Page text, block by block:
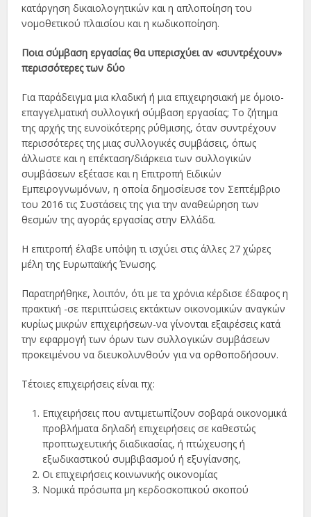
κατάργηση δικαιολογητικών και η απλοποίηση του
νομοθετικού πλαισίου και η κωδικοποίηση.
Ποια σύμβαση εργασίας θα υπερισχύει αν «συντρέχουν»
περισσότερες των δύο
Για παράδειγμα μια κλαδική ή μια επιχειρησιακή με όμοιο-
επαγγελματική συλλογική σύμβαση εργασίας; Το ζήτημα
της αρχής της ευνοϊκότερης ρύθμισης, όταν συντρέχουν
περισσότερες της μιας συλλογικές συμβάσεις, όπως
άλλωστε και η επέκταση/διάρκεια των συλλογικών
συμβάσεων εξέτασε και η Επιτροπή Ειδικών
Εμπειρογνωμόνων, η οποία δημοσίευσε τον Σεπτέμβριο
του 2016 τις Συστάσεις της για την αναθεώρηση των
θεσμών της αγοράς εργασίας στην Ελλάδα.
Η επιτροπή έλαβε υπόψη τι ισχύει στις άλλες 27 χώρες
μέλη της Ευρωπαϊκής Ένωσης.
Παρατηρήθηκε, λοιπόν, ότι με τα χρόνια κέρδισε έδαφος η
πρακτική -σε περιπτώσεις εκτάκτων οικονομικών αναγκών
κυρίως μικρών επιχειρήσεων-να γίνονται εξαιρέσεις κατά
την εφαρμογή των όρων των συλλογικών συμβάσεων
προκειμένου να διευκολυνθούν για να ορθοποδήσουν.
Τέτοιες επιχειρήσεις είναι πχ:
Επιχειρήσεις που αντιμετωπίζουν σοβαρά οικονομικά
προβλήματα δηλαδή επιχειρήσεις σε καθεστώς
προπτωχευτικής διαδικασίας, ή πτώχευσης ή
εξωδικαστικού συμβιβασμού ή εξυγίανσης,
Οι επιχειρήσεις κοινωνικής οικονομίας
Νομικά πρόσωπα μη κερδοσκοπικού σκοπού